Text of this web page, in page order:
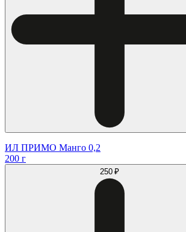
ИЛ ПРИМО Манго 0,2
200 г
250 ₽